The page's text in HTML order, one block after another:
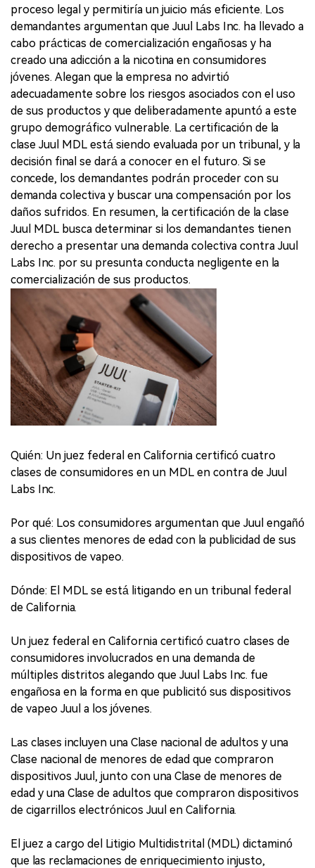
proceso legal y permitiría un juicio más eficiente. Los
demandantes argumentan que Juul Labs Inc. ha llevado a
cabo prácticas de comercialización engañosas y ha
creado una adicción a la nicotina en consumidores
jóvenes. Alegan que la empresa no advirtió
adecuadamente sobre los riesgos asociados con el uso
de sus productos y que deliberadamente apuntó a este
grupo demográfico vulnerable. La certificación de la
clase Juul MDL está siendo evaluada por un tribunal, y la
decisión final se dará a conocer en el futuro. Si se
concede, los demandantes podrán proceder con su
demanda colectiva y buscar una compensación por los
daños sufridos. En resumen, la certificación de la clase
Juul MDL busca determinar si los demandantes tienen
derecho a presentar una demanda colectiva contra Juul
Labs Inc. por su presunta conducta negligente en la
comercialización de sus productos.
Quién: Un juez federal en California certificó cuatro
clases de consumidores en un MDL en contra de Juul
Labs Inc.
Por qué: Los consumidores argumentan que Juul engañó
a sus clientes menores de edad con la publicidad de sus
dispositivos de vapeo.
Dónde: El MDL se está litigando en un tribunal federal
de California.
Un juez federal en California certificó cuatro clases de
consumidores involucrados en una demanda de
múltiples distritos alegando que Juul Labs Inc. fue
engañosa en la forma en que publicitó sus dispositivos
de vapeo Juul a los jóvenes.
Las clases incluyen una Clase nacional de adultos y una
Clase nacional de menores de edad que compraron
dispositivos Juul, junto con una Clase de menores de
edad y una Clase de adultos que compraron dispositivos
de cigarrillos electrónicos Juul en California.
El juez a cargo del Litigio Multidistrital (MDL) dictaminó
que las reclamaciones de enriquecimiento injusto,